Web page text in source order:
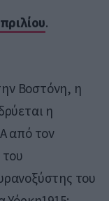
.
Βοστόνη, η
η
από τον
του